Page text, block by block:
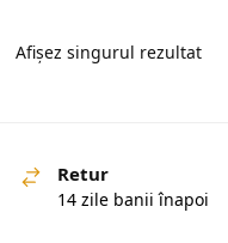
Afișez singurul rezultat
Retur
14 zile banii înapoi